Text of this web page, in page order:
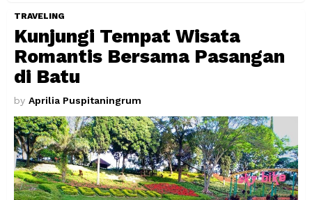
TRAVELING
Kunjungi Tempat Wisata
Romantis Bersama Pasangan
di Batu
by Aprilia Puspitaningrum